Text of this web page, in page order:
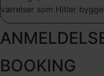
værelser som Hitler
BOOKING